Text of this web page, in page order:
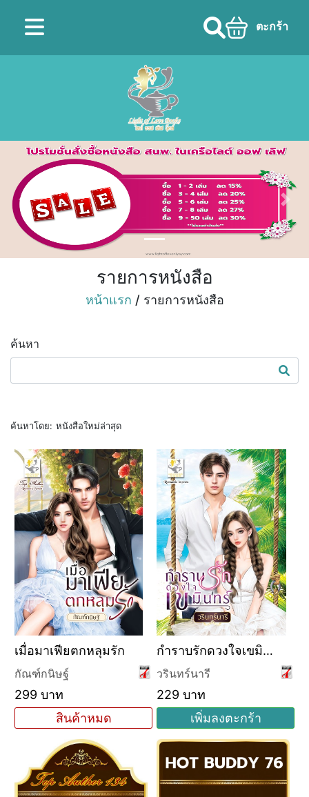
ตะกร้า
Previous Next
รายการหนังสือ
หน้าแรก / รายการหนังสือ
ค้นหา
ค้นหาโดย: หนังสือใหม่ล่าสุด
เมื่อมาเฟียตกหลุมรัก
กัณฑ์กนิษฐ์
299 บาท
สินค้าหมด
กำราบรักดวงใจเขมิ
นทร์
วรินทร์นารี
229 บาท
เพิ่มลงตะกร้า